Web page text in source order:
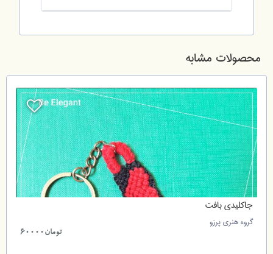
محصولات مشابه
جاکلیدی بافت
گروه هنری پرزو
تومان60000